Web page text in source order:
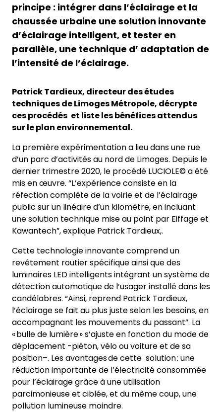
principe : intégrer dans l’éclairage et la
chaussée urbaine une solution innovante
d’éclairage intelligent, et tester en
parallèle, une technique d’ adaptation de
l’intensité de l’éclairage.
Patrick Tardieux, directeur des études
techniques de Limoges Métropole, décrypte
ces procédés et liste les bénéfices attendus
sur le plan environnemental.
La première expérimentation a lieu dans une rue
d’un parc d’activités au nord de Limoges. Depuis le
dernier trimestre 2020, le procédé LUCIOLE© a été
mis en œuvre. “L’expérience consiste en la
réfection complète de la voirie et de l’éclairage
public sur un linéaire d’un kilomètre, en incluant
une solution technique mise au point par Eiffage et
Kawantech”, explique Patrick Tardieux,.
Cette technologie innovante comprend un
revêtement routier spécifique ainsi que des
luminaires LED intelligents intégrant un système de
détection automatique de l’usager installé dans les
candélabres. “Ainsi, reprend Patrick Tardieux,
l’éclairage se fait au plus juste selon les besoins, en
accompagnant les mouvements du passant”. La
« bulle de lumière » s’ajuste en fonction du mode de
déplacement -piéton, vélo ou voiture et de sa
position–. Les avantages de cette solution : une
réduction importante de l’électricité consommée
pour l’éclairage grâce à une utilisation
parcimonieuse et ciblée, et du même coup, une
pollution lumineuse moindre.